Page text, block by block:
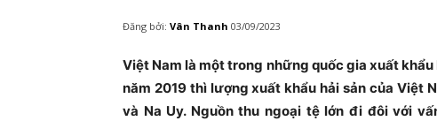
Đăng bởi: Vân Thanh 03/09/2023
Việt Nam là một trong những quốc gia xuất
năm 2019 thì lượng xuất khẩu hải sản của Việt
và Na Uy. Nguồn thu ngoại tệ lớn đi đôi với